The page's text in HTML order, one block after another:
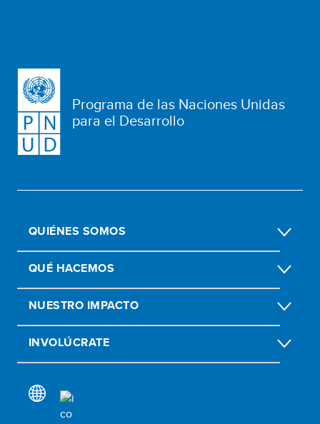
Programa de las Naciones Unidas
para el Desarrollo
QUIÉNES SOMOS
QUÉ HACEMOS
NUESTRO IMPACTO
INVOLÚCRATE